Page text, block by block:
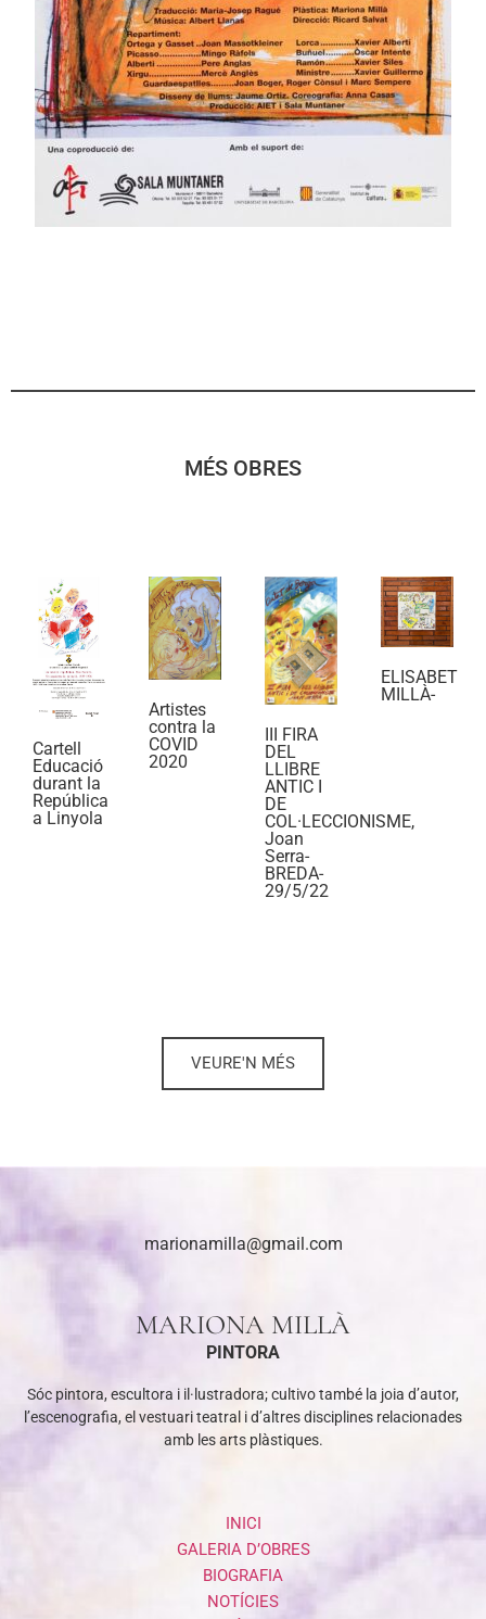
MÉS OBRES
Cartell
Educació
durant la
República
a Linyola
Artistes
contra la
COVID
2020
III FIRA
DEL
LLIBRE
ANTIC I
DE
COL·LECCIONISME,
Joan
Serra-
BREDA-
29/5/22
ELISABET
MILLÀ-
VEURE'N MÉS
marionamilla@gmail.com
MARIONA MILLÀ
PINTORA
Sóc pintora, escultora i il·lustradora; cultivo també la joia d’autor,
l’escenografia, el vestuari teatral i d’altres disciplines relacionades
amb les arts plàstiques.
INICI
GALERIA D’OBRES
BIOGRAFIA
NOTÍCIES